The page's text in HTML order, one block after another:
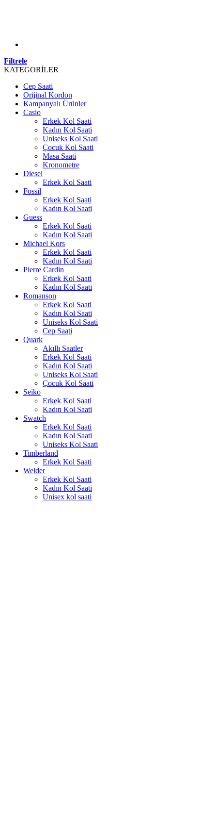
Filtrele
KATEGORİLER
Cep Saati
Orijinal Kordon
Kampanyalı Ürünler
Casio
Erkek Kol Saati
Kadın Kol Saati
Uniseks Kol Saati
Çocuk Kol Saati
Masa Saati
Kronometre
Diesel
Erkek Kol Saati
Fossil
Erkek Kol Saati
Kadın Kol Saati
Guess
Erkek Kol Saati
Kadın Kol Saati
Michael Kors
Erkek Kol Saati
Kadın Kol Saati
Pierre Cardin
Erkek Kol Saati
Kadın Kol Saati
Romanson
Erkek Kol Saati
Kadın Kol Saati
Uniseks Kol Saati
Cep Saati
Quark
Akıllı Saatler
Erkek Kol Saati
Kadın Kol Saati
Uniseks Kol Saati
Çocuk Kol Saati
Seiko
Erkek Kol Saati
Kadın Kol Saati
Swatch
Erkek Kol Saati
Kadın Kol Saati
Uniseks Kol Saati
Timberland
Erkek Kol Saati
Welder
Erkek Kol Saati
Kadın Kol Saati
Unisex kol saati